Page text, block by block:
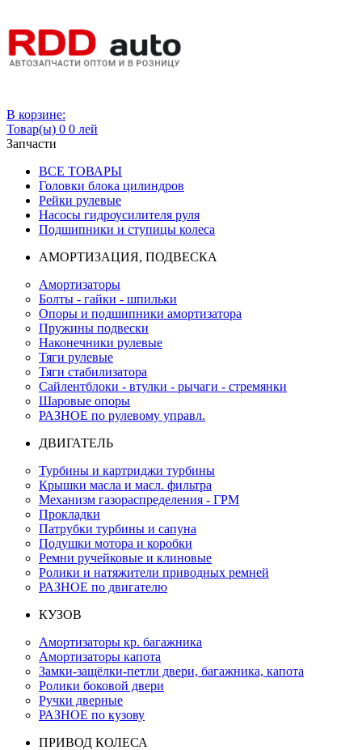
В корзине:
Товар(ы) 0 0 лей
Запчасти
ВСЕ ТОВАРЫ
Головки блока цилиндров
Рейки рулевые
Насосы гидроусилителя руля
Подшипники и ступицы колеса
АМОРТИЗАЦИЯ, ПОДВЕСКА
Амортизаторы
Болты - гайки - шпильки
Опоры и подшипники амортизатора
Пружины подвески
Наконечники рулевые
Тяги рулевые
Тяги стабилизатора
Сайлентблоки - втулки - рычаги - стремянки
Шаровые опоры
РАЗНОЕ по рулевому управл.
ДВИГАТЕЛЬ
Турбины и картриджи турбины
Крышки масла и масл. фильтра
Механизм газораспределения - ГРМ
Прокладки
Патрубки турбины и сапуна
Подушки мотора и коробки
Ремни ручейковые и клиновые
Ролики и натяжители приводных ремней
РАЗНОЕ по двигателю
КУЗОВ
Амортизаторы кр. багажника
Амортизаторы капота
Замки-защёлки-петли двери, багажника, капота
Ролики боковой двери
Ручки дверные
РАЗНОЕ по кузову
ПРИВОД КОЛЕСА